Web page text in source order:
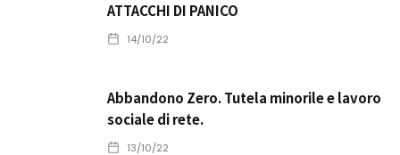
ATTACCHI DI PANICO
14/10/22
Abbandono Zero. Tutela minorile e lavoro
sociale di rete.
13/10/22